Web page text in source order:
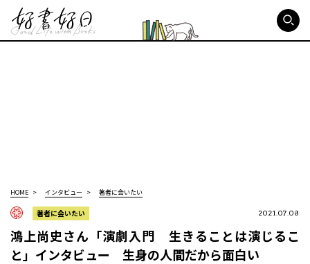
HOME インタビュー 著者に会いたい
著者に会いたい 2021.07.08
鴻上尚史さん「演劇入門 生きることは演じるこ
と」インタビュー 生身の人間だから面白い